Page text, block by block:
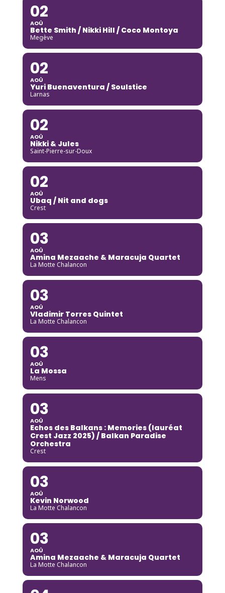
02
AOÛ
Bette Smith / Nikki Hill / Coco Montoya
Megève
02
AOÛ
Yuri Buenaventura / Soulstice
Larnas
02
AOÛ
Nikki & Jules
Saint-Pierre-sur-Doux
02
AOÛ
Ubaq / Nit and dogs
Crest
03
AOÛ
Amina Mezaache & Maracuja Quartet
La Motte Chalancon
03
AOÛ
Vladimir Torres Quintet
La Motte Chalancon
03
AOÛ
La Mossa
Mens
03
AOÛ
Echos des Balkans : Memories (lauréat
Crest Jazz 2025) / Balkan Paradise
Orchestra
Crest
03
AOÛ
Kevin Norwood
La Motte Chalancon
03
AOÛ
Amina Mezaache & Maracuja Quartet
La Motte Chalancon